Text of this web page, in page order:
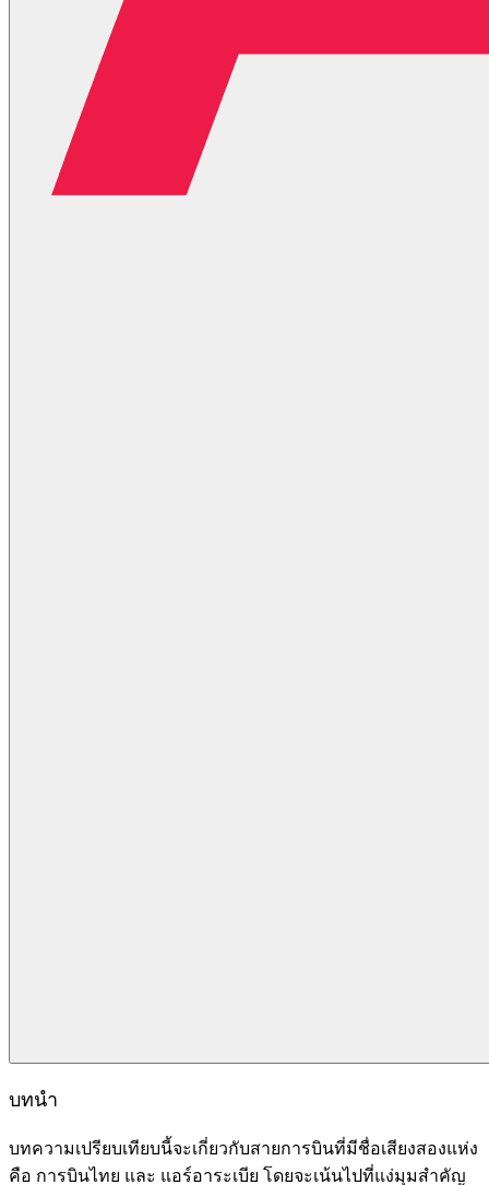
บทนำ
บทความเปรียบเทียบนี้จะเกี่ยวกับสายการบินที่มีชื่อเสียงสองแห่ง
คือ การบินไทย และ แอร์อาระเบีย โดยจะเน้นไปที่แง่มุมสำคัญ